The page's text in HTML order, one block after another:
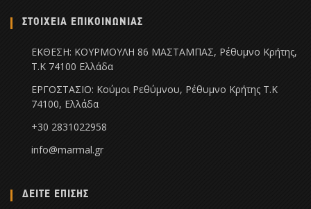
ΣΤΟΙΧΕΙΑ ΕΠΙΚΟΙΝΩΝΙΑΣ
ΕΚΘΕΣΗ: ΚΟΥΡΜΟΥΛΗ 86 ΜΑΣΤΑΜΠΑΣ, Ρέθυμνο Κρήτης,
Τ.Κ 74100 Ελλάδα
ΕΡΓΟΣΤΑΣΙΟ: Κούμοι Ρεθύμνου, Ρέθυμνο Κρήτης Τ.Κ
74100, Ελλάδα
+30 2831022958
info@marmal.gr
ΔΕΙΤΕ ΕΠΙΣΗΣ